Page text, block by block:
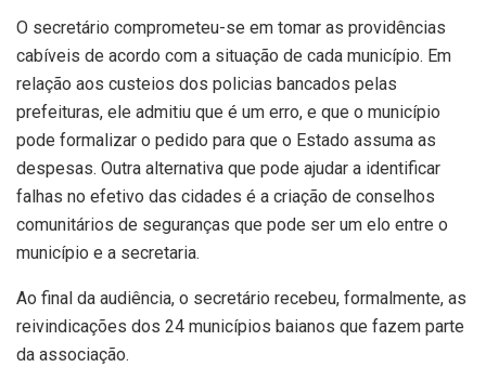
O secretário comprometeu-se em tomar as providências
cabíveis de acordo com a situação de cada município. Em
relação aos custeios dos policias bancados pelas
prefeituras, ele admitiu que é um erro, e que o município
pode formalizar o pedido para que o Estado assuma as
despesas. Outra alternativa que pode ajudar a identificar
falhas no efetivo das cidades é a criação de conselhos
comunitários de seguranças que pode ser um elo entre o
município e a secretaria.
Ao final da audiência, o secretário recebeu, formalmente, as
reivindicações dos 24 municípios baianos que fazem parte
da associação.